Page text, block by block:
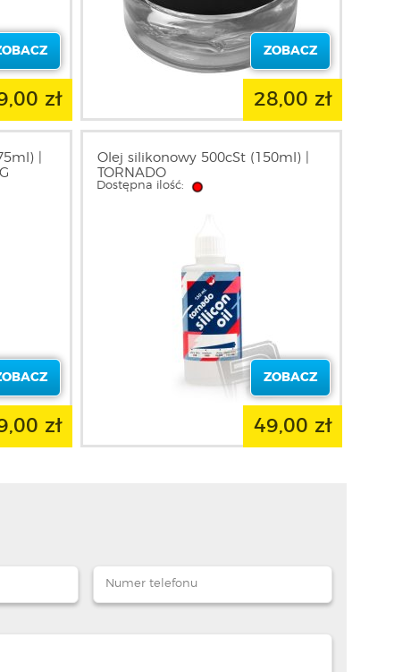
zł
ZOBACZ
28,00 zł
|
zł
Olej silikonowy 500cSt (150ml) |
TORNADO
Dostępna ilość:
ZOBACZ
49,00 zł